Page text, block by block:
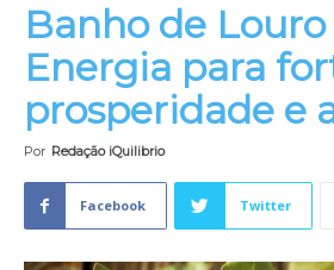
Banho de Louro
Energia para
prosperidade e
Por Redação iQuilibrio
Facebook Twitter